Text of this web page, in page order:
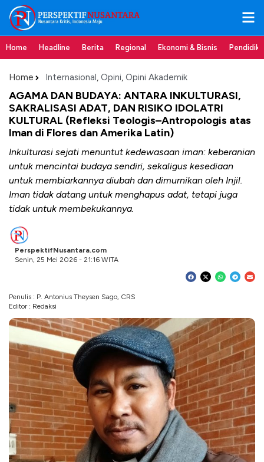
Home Headline Berita Regional Ekonomi & Bisnis
Home Internasional, Opini, Opini Akademik
AGAMA DAN BUDAYA: ANTARA INKULTURASI,
SAKRALISASI ADAT, DAN RISIKO IDOLATRI
KULTURAL (Refleksi Teologis–Antropologis atas
Iman di Flores dan Amerika Latin)
Inkulturasi sejati menuntut kedewasaan iman: keberanian
untuk mencintai budaya sendiri, sekaligus kesediaan
untuk membiarkannya diubah dan dimurnikan oleh Injil.
Iman tidak datang untuk menghapus adat, tetapi juga
tidak untuk membekukannya.
PerspektifNusantara.com
Senin, 25 Mei 2026 - 21:16 WITA
Penulis : P. Antonius Theysen Sago, CRS
Editor : Redaksi